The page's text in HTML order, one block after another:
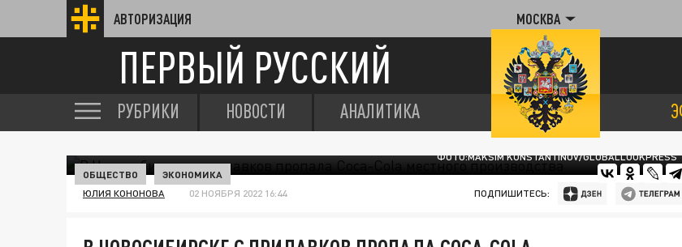
АВТОРИЗАЦИЯ МОСКВА
ПЕРВЫЙ РУССКИЙ
РУБРИКИ НОВОСТИ АНАЛИТИКА
ФОТО:MAKSIM KONSTANTINOV/GLOBALLOOKPRESS
ОБЩЕСТВО ЭКОНОМИКА
ЮЛИЯ КОНОНОВА 02 НОЯБРЯ 2022 16:44 ПОДПИШИТЕСЬ: